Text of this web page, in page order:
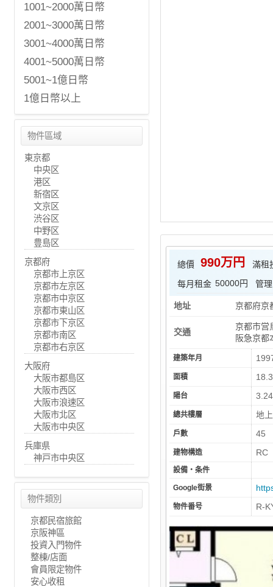
總價 990万円
滿租
每月租金 50000円 管
地址 京都府京
交通
京都市営
阪急京都
建築年月
面積
陽台
總共樓層 地
戶數 45
建物構造 RC
設備・条件
Google街景
物件番号 R-
1001~2000萬日幣
2001~3000萬日幣
3001~4000萬日幣
4001~5000萬日幣
5001~1億日幣
1億日幣以上
物件區域
東京都
中央区
港区
新宿区
文京区
渋谷区
中野区
豊島区
京都府
京都市上京区
京都市左京区
京都市中京区
京都市東山区
京都市下京区
京都市南区
京都市右京区
大阪府
大阪市都島区
大阪市西区
大阪市浪速区
大阪市北区
大阪市中央区
兵庫県
神戸市中央区
物件類別
京都民宿旅館
京阪神區
投資入門物件
整棟/店面
會員限定物件
安心收租